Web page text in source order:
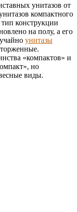
унитазов от
компактного
конструкции
на полу, а его
унитазы
«компактов» и
но
виды.